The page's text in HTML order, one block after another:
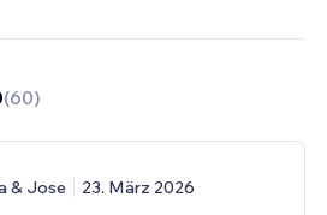
(60)
& Jose 23. März 2026